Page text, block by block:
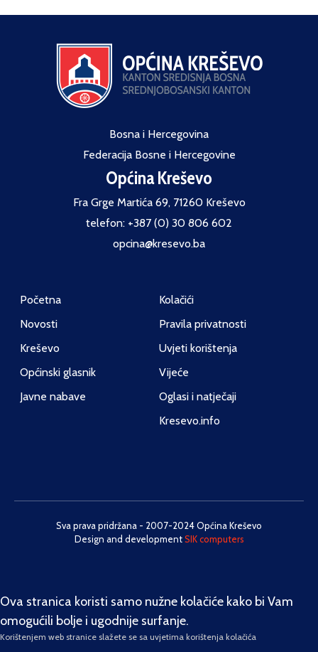
Bosna i Hercegovina
Federacija Bosne i Hercegovine
Općina Kreševo
Fra Grge Martića 69, 71260 Kreševo
telefon: +387 (0) 30 806 602
opcina@kresevo.ba
Početna
Novosti
Kreševo
Općinski glasnik
Javne nabave
Kolačići
Pravila privatnosti
Uvjeti korištenja
Vijeće
Oglasi i natječaji
Kresevo.info
Sva prava pridržana - 2007-2024 Općina Kreševo
Design and developmentSIK computers
Ova stranica koristi samo nužne kolačiće kako bi Vam
omogućili bolje i ugodnije surfanje.
Korištenjem web stranice slažete se sa uvjetima korištenja kolačića